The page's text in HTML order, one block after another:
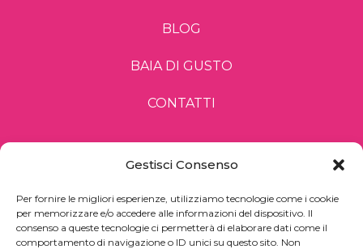
Gestisci Consenso
Per fornire le migliori esperienze, utilizziamo tecnologie come i cookie
per memorizzare e/o accedere alle informazioni del dispositivo. Il
consenso a queste tecnologie ci permetterà di elaborare dati come il
comportamento di navigazione o ID unici su questo sito. Non
BLOG
BAIA DI GUSTO
CONTATTI
DIRITTI E PRIVACY
PRIVACY POLICY